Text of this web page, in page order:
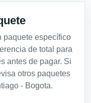
paquete específico
de total para
antes de pagar. Si
otros paquetes
- Bogota.